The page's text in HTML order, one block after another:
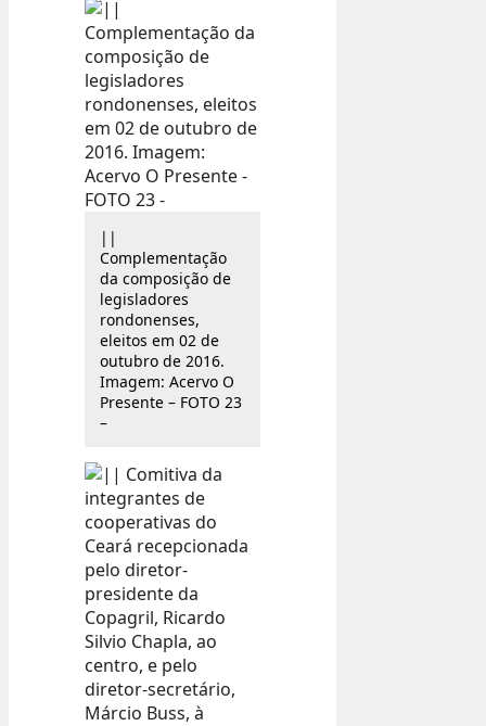
||
Complementação
da composição de
legisladores
rondonenses,
eleitos em 02 de
outubro de 2016.
Imagem: Acervo O
Presente – FOTO 23
–